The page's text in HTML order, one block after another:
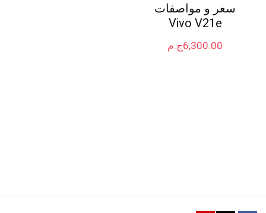
سعر و مواصفات
Vivo V21e
ج.م6,300.00